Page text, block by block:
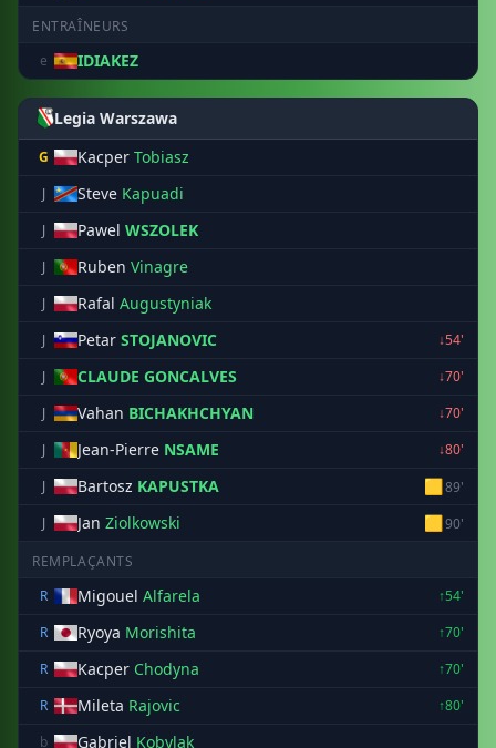
ENTRAÎNEURS
e
IDIAKEZ
Legia Warszawa
G Kacper Tobiasz
J Steve Kapuadi
J Pawel WSZOLEK
J Ruben Vinagre
J Rafal Augustyniak
J Petar STOJANOVIC
↓54'
J
CLAUDE GONCALVES
↓70'
J
Vahan BICHAKHCHYAN
↓70'
J
Jean-Pierre NSAME
↓80'
J
Bartosz KAPUSTKA 🟨89'
J
Jan Ziolkowski 🟨90'
REMPLAÇANTS
R
Migouel Alfarela
↑54'
R
Ryoya Morishita
↑70'
R
Kacper Chodyna
↑70'
R
Mileta Rajovic
↑80'
b
Gabriel Kobylak